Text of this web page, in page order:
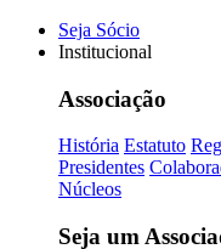
Seja Sócio
Institucional
Associação
História Estatuto
Presidentes
Núcleos
Seja um